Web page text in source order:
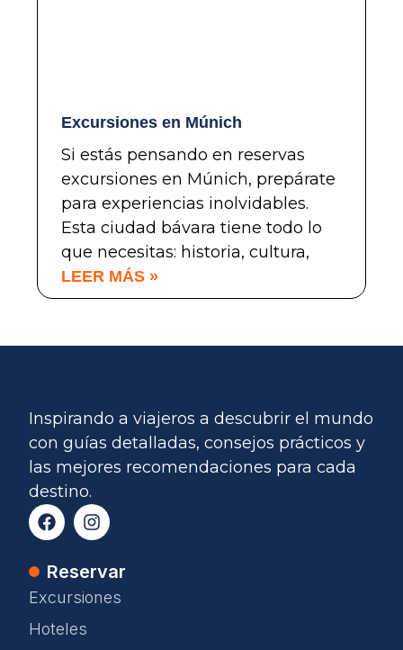
Excursiones en Múnich
Si estás pensando en reservas
excursiones en Múnich, prepárate
para experiencias inolvidables.
Esta ciudad bávara tiene todo lo
que necesitas: historia, cultura,
LEER MÁS »
Inspirando a viajeros a descubrir el mundo
con guías detalladas, consejos prácticos y
las mejores recomendaciones para cada
destino.
Reservar
Excursiones
Hoteles